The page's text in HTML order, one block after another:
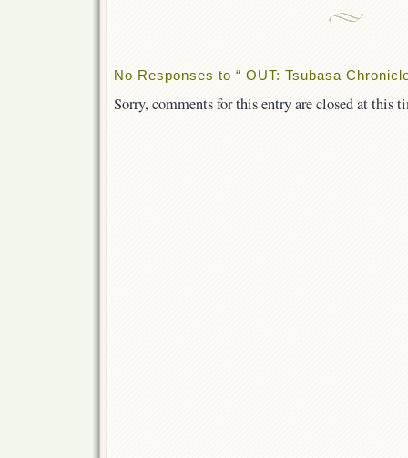
No Responses to “ OUT: Tsubasa
Sorry, comments for this entry are closed at this